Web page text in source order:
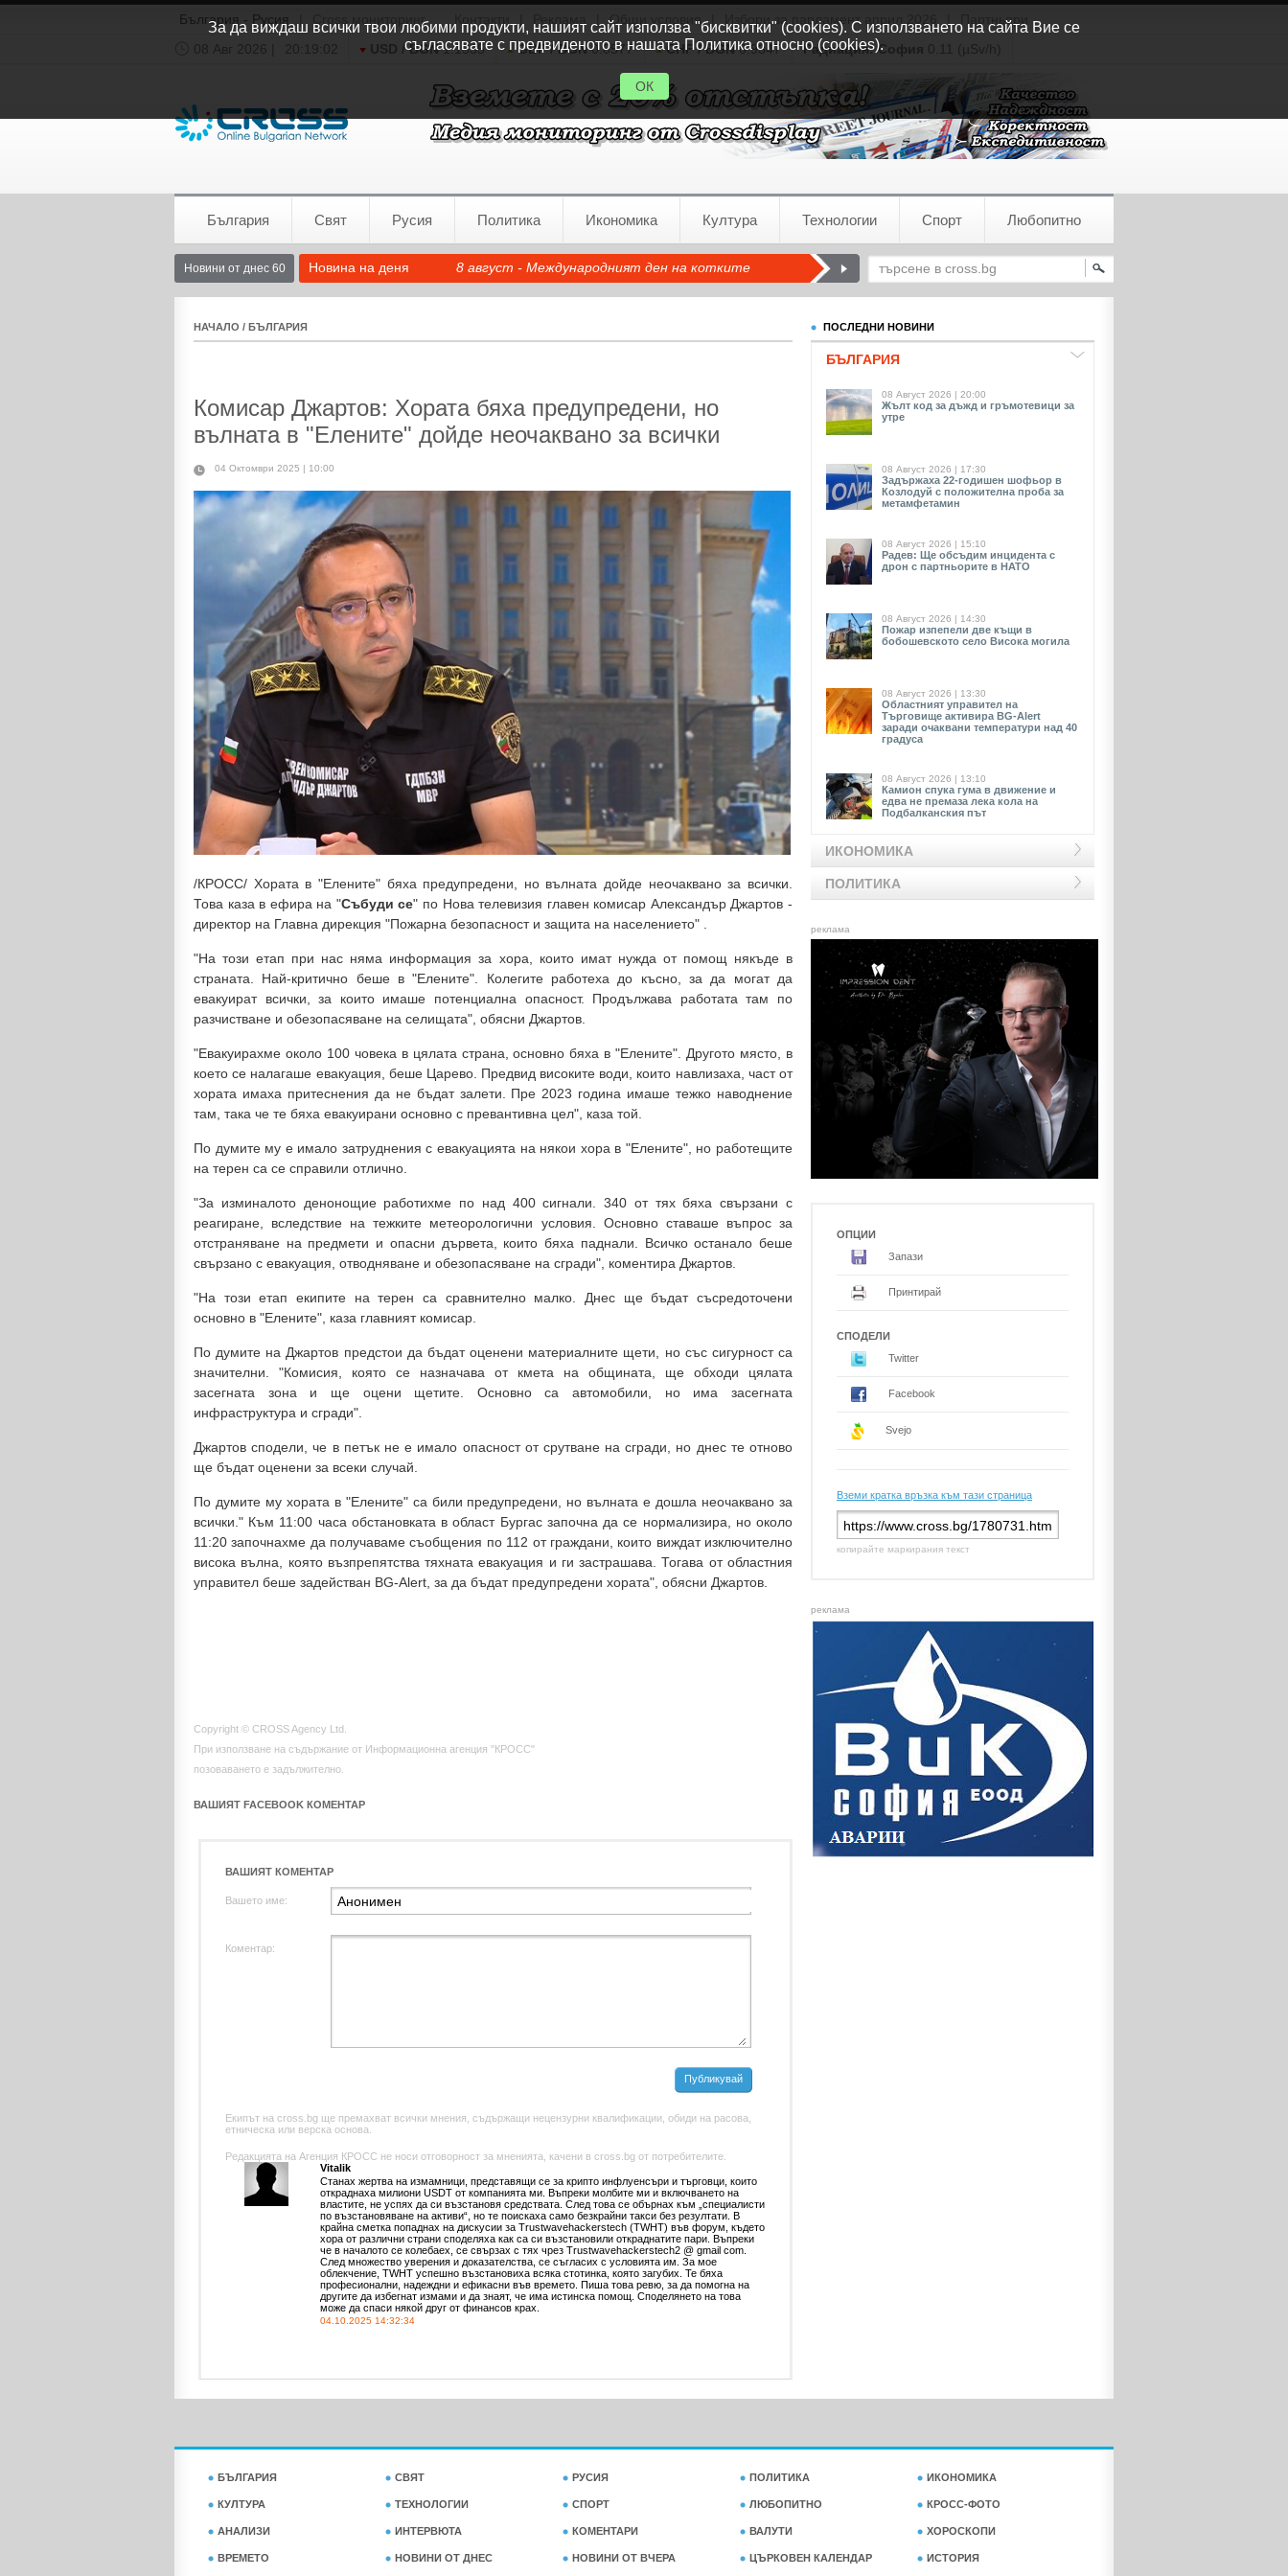
България - Русия Cross мониторинг Общи условия Избори за парламент април 2026
Партньори
08 Авг 2026 |
20:19:03 USD / BGN1.1535 GBP / BGN0.8577 CHF / BGN0.9347 Радиация:София 0.11 (µSv/h)
България Свят Русия Политика Икономика Култура Технологии Спорт Любопитно
Новини от днес 60 Новина на деня 8 август - Международният ден на котките
НАЧАЛО / БЪЛГАРИЯ
Комисар Джартов: Хората бяха предупредени, но
вълната в "Елените" дойде неочаквано за всички
04 Октомври 2025 | 10:00
/КРОСС/ Хората в "Елените" бяха предупредени, но вълната дойде неочаквано за всички.
Това каза в ефира на "Събуди се" по Нова телевизия главен комисар Александър Джартов -
директор на Главна дирекция "Пожарна безопасност и защита на населението" .
"На този етап при нас няма информация за хора, които имат нужда от помощ някъде в
страната. Най-критично беше в "Елените". Колегите работеха до късно, за да могат да
евакуират всички, за които имаше потенциална опасност. Продължава работата там по
разчистване и обезопасяване на селищата", обясни Джартов.
"Евакуирахме около 100 човека в цялата страна, основно бяха в "Елените". Другото място, в
което се налагаше евакуация, беше Царево. Предвид високите води, които навлизаха, част от
хората имаха притеснения да не бъдат залети. Пре 2023 година имаше тежко наводнение
там, така че те бяха евакуирани основно с превантивна цел", каза той.
По думите му е имало затруднения с евакуацията на някои хора в "Елените", но работещите
на терен са се справили отлично.
"За изминалото денонощие работихме по над 400 сигнали. 340 от тях бяха свързани с
реагиране, вследствие на тежките метеорологични условия. Основно ставаше въпрос за
отстраняване на предмети и опасни дървета, които бяха паднали. Всичко останало беше
свързано с евакуация, отводняване и обезопасяване на сгради", коментира Джартов.
"На този етап екипите на терен са сравнително малко. Днес ще бъдат съсредоточени
основно в "Елените", каза главният комисар.
По думите на Джартов предстои да бъдат оценени материалните щети, но със сигурност са
значителни. "Комисия, която се назначава от кмета на общината, ще обходи цялата
засегната зона и ще оцени щетите. Основно са автомобили, но има засегната
инфраструктура и сгради".
Джартов сподели, че в петък не е имало опасност от срутване на сгради, но днес те отново
ще бъдат оценени за всеки случай.
По думите му хората в "Елените" са били предупредени, но вълната е дошла неочаквано за
всички." Към 11:00 часа обстановката в област Бургас започна да се нормализира, но около
11:20 започнахме да получаваме съобщения по 112 от граждани, които виждат изключително
висока вълна, която възпрепятства тяхната евакуация и ги застрашава. Тогава от областния
управител беше задействан BG-Alert, за да бъдат предупредени хората", обясни Джартов.
Copyright © CROSS Agency Ltd.
При използване на съдържание от Информационна агенция "КРОСС"
позоваването е задължително.
ВАШИЯТ FACEBOOK КОМЕНТАР
ВАШИЯТ КОМЕНТАР
Вашето име:
Коментар:
Публикувай
Екипът на cross.bg ще премахват всички мнения, съдържащи нецензурни квалификации, обиди на расова,
етническа или верска основа.
Редакцията на Агенция КРОСС не носи отговорност за мненията, качени в cross.bg от потребителите.
Vitalik
Станах жертва на измамници, представящи се за крипто инфлуенсъри и търговци, които
откраднаха милиони USDT от компанията ми. Въпреки молбите ми и включването на
властите, не успях да си възстановя средствата. След това се обърнах към „специалисти
по възстановяване на активи“, но те поискаха само безкрайни такси без резултати. В
крайна сметка попаднах на дискусии за Trustwavehackerstech (TWHT) във форум, където
хора от различни страни споделяха как са си възстановили откраднатите пари. Въпреки
че в началото се колебаех, се свързах с тях чрез Trustwavehackerstech2 @ gmail com.
След множество уверения и доказателства, се съгласих с условията им. За мое
облекчение, TWHT успешно възстановиха всяка стотинка, която загубих. Те бяха
професионални, надеждни и ефикасни във времето. Пиша това ревю, за да помогна на
другите да избегнат измами и да знаят, че има истинска помощ. Споделянето на това
може да спаси някой друг от финансов крах.
04.10.2025 14:32:34
ПОСЛЕДНИ НОВИНИ
БЪЛГАРИЯ
08 Август 2026 | 20:00
Жълт код за дъжд и гръмотевици за
утре
08 Август 2026 | 17:30
Задържаха 22-годишен шофьор в
Козлодуй с положителна проба за
метамфетамин
08 Август 2026 | 15:10
Радев: Ще обсъдим инцидента с
дрон с партньорите в НАТО
08 Август 2026 | 14:30
Пожар изпепели две къщи в
бобошевското село Висока могила
08 Август 2026 | 13:30
Областният управител на
Търговище активира BG-Alert
заради очаквани температури над 40
градуса
08 Август 2026 | 13:10
Камион спука гума в движение и
едва не премаза лека кола на
Подбалканския път
ИКОНОМИКА
ПОЛИТИКА
реклама
ОПЦИИ
Запази
Принтирай
СПОДЕЛИ
Twitter
Facebook
Svejo
Вземи кратка връзка към тази страница
копирайте маркирания текст
реклама
БЪЛГАРИЯ СВЯТ РУСИЯ ПОЛИТИКА ИКОНОМИКА
КУЛТУРА ТЕХНОЛОГИИ СПОРТ ЛЮБОПИТНО КРОСС-ФОТО
АНАЛИЗИ ИНТЕРВЮТА КОМЕНТАРИ ВАЛУТИ ХОРОСКОПИ
ВРЕМЕТО НОВИНИ ОТ ДНЕС НОВИНИ ОТ ВЧЕРА ЦЪРКОВЕН КАЛЕНДАР ИСТОРИЯ
За да виждаш всички твои любими продукти, нашият сайт използва "бисквитки" (cookies). С използването на сайта Вие се
съгласявате с предвиденото в нашата Политика относно (cookies).
ОК